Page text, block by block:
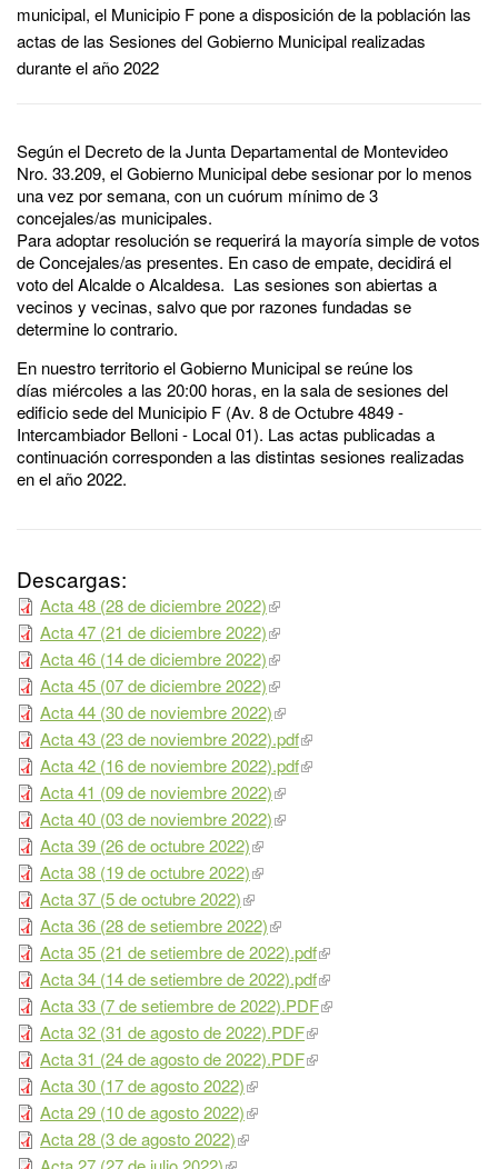
municipal, el Municipio F pone a disposición de la población las
actas de las Sesiones del Gobierno Municipal realizadas
durante el año 2022
Según el Decreto de la Junta Departamental de Montevideo
Nro. 33.209, el Gobierno Municipal debe sesionar por lo menos
una vez por semana, con un cuórum mínimo de 3
concejales/as municipales.
Para adoptar resolución se requerirá la mayoría simple de votos
de Concejales/as presentes. En caso de empate, decidirá el
voto del Alcalde o Alcaldesa. Las sesiones son abiertas a
vecinos y vecinas, salvo que por razones fundadas se
determine lo contrario.
En nuestro territorio el Gobierno Municipal se reúne los
días miércoles a las 20:00 horas, en la sala de sesiones del
edificio sede del Municipio F (Av. 8 de Octubre 4849 -
Intercambiador Belloni - Local 01). Las actas publicadas a
continuación corresponden a las distintas sesiones realizadas
en el año 2022.
Descargas:
Acta 48 (28 de diciembre 2022)
Acta 47 (21 de diciembre 2022)
Acta 46 (14 de diciembre 2022)
Acta 45 (07 de diciembre 2022)
Acta 44 (30 de noviembre 2022)
Acta 43 (23 de noviembre 2022).pdf
Acta 42 (16 de noviembre 2022).pdf
Acta 41 (09 de noviembre 2022)
Acta 40 (03 de noviembre 2022)
Acta 39 (26 de octubre 2022)
Acta 38 (19 de octubre 2022)
Acta 37 (5 de octubre 2022)
Acta 36 (28 de setiembre 2022)
Acta 35 (21 de setiembre de 2022).pdf
Acta 34 (14 de setiembre de 2022).pdf
Acta 33 (7 de setiembre de 2022).PDF
Acta 32 (31 de agosto de 2022).PDF
Acta 31 (24 de agosto de 2022).PDF
Acta 30 (17 de agosto 2022)
Acta 29 (10 de agosto 2022)
Acta 28 (3 de agosto 2022)